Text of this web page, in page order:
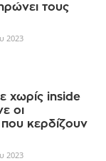
τους
2023
χωρίς inside
οι
κερδίζουν
2023